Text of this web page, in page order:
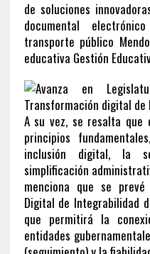
de soluciones
documental
transporte público
educativa Gestión
A su vez, se resalta que
principios
inclusión digital, la
simplificación
menciona que se
Digital de Integrabilidad
que permitirá la
entidades